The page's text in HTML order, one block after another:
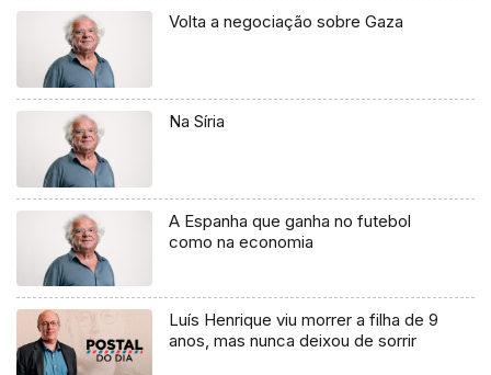
Volta a negociação sobre Gaza
Na Síria
A Espanha que ganha no futebol
como na economia
Luís Henrique viu morrer a filha de 9
anos, mas nunca deixou de sorrir